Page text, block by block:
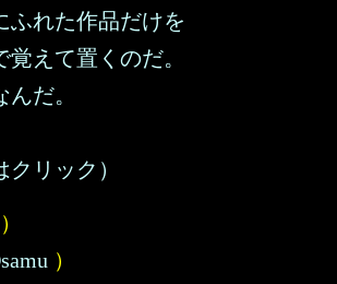
ふれた作品だけを
覚えて置くのだ。
だ。
クリック）
）
）